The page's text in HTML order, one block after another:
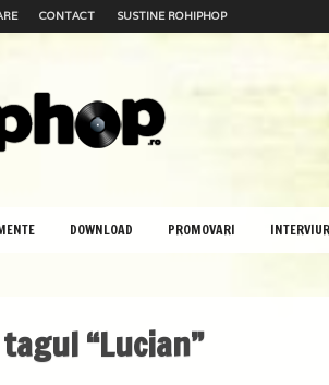
CONTACT SUSTINE ROHIPHOP
DOWNLOAD PROMOVARI
“Lucian”